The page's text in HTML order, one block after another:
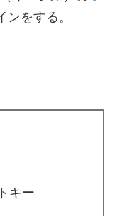
をする。
キー